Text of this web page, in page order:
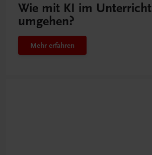
Wie mit KI im Unterricht
umgehen?
Mehr erfahren